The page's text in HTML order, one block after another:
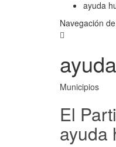
ayuda
Navegación
Municipios
El
ayuda